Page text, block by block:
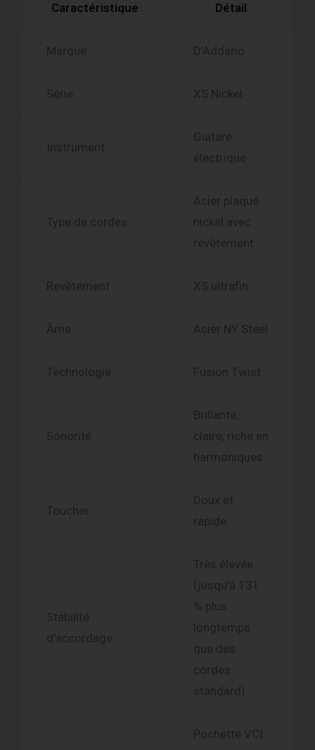
Caractéristique Détail
Marque D’Addario
Série XS Nickel
Instrument
Guitare
électrique
Type de cordes
Acier plaqué
nickel avec
revêtement
Revêtement XS ultrafin
Âme Acier NY Steel
Technologie Fusion Twist
Sonorité
Brillante,
claire, riche en
harmoniques
Toucher
Doux et
rapide
Stabilité
d’accordage
Très élevée
(jusqu’à 131
% plus
longtemps
que des
cordes
standard)
Pochette VCI